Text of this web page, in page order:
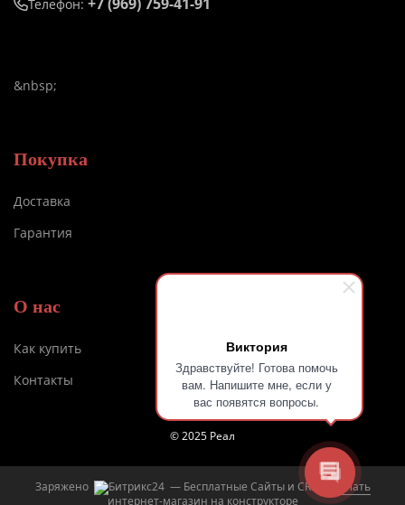
Виктория
Здравствуйте! Готова помочь
вам. Напишите мне, если у
вас появятся вопросы.
Телефон:
&nbsp;
Покупка
Доставка
Гарантия
О нас
Как купить
Контакты
© 2025 Реал
Заряжено — Бесплатные Сайты и CRM.
Сделать
интернет-магазин на конструкторе